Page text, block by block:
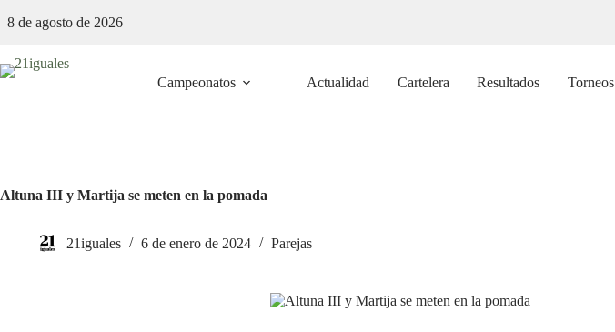
al8 de agosto de 2026
Campeonatos Actualidad Cartelera Resultados Torneos
Altuna III y Martija se meten en la pomada
21iguales 6 de enero de 2024 Parejas